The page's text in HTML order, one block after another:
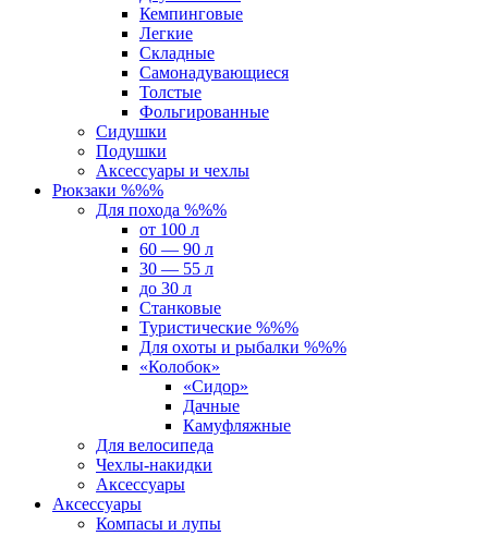
Кемпинговые
Легкие
Складные
Самонадувающиеся
Толстые
Фольгированные
Сидушки
Подушки
Аксессуары и чехлы
Рюкзаки %%%
Для похода %%%
от 100 л
60 — 90 л
30 — 55 л
до 30 л
Станковые
Туристические %%%
Для охоты и рыбалки %%%
«Колобок»
«Сидор»
Дачные
Камуфляжные
Для велосипеда
Чехлы-накидки
Аксессуары
Аксессуары
Компасы и лупы